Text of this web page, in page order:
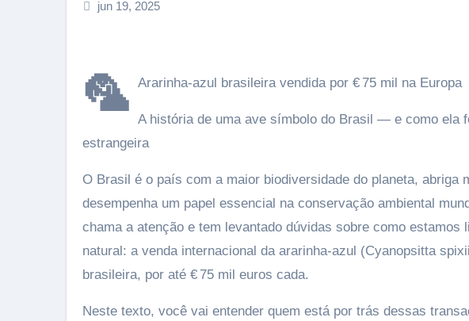
jun 19, 2025
🦜 Ararinha-azul brasileira vendida por € 75 mil na Europa
A história de uma ave símbolo do Brasil — e como ela
estrangeira
O Brasil é o país com a maior biodiversidade do planeta, abriga
desempenha um papel essencial na conservação ambiental
chama a atenção e tem levantado dúvidas sobre como estamos
natural: a venda internacional da ararinha-azul (Cyanopsitta
brasileira, por até € 75 mil euros cada.
Neste texto, você vai entender quem está por trás dessas